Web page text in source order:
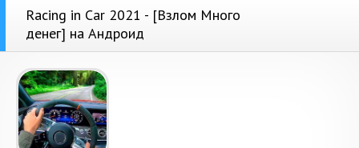
Racing in Car 2021 - [Взлом Много
денег] на Андроид